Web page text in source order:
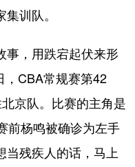
训队。
，用跌宕起伏来形
，CBA常规赛第42
京队。比赛的主角是
前杨鸣被确诊为左手
当残疾人的话，马上